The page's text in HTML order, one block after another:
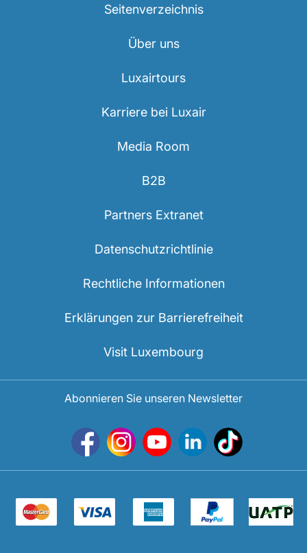
Seitenverzeichnis
Über uns
Luxairtours
Karriere bei Luxair
Media Room
B2B
Partners Extranet
Datenschutzrichtlinie
Rechtliche Informationen
Erklärungen zur Barrierefreiheit
Visit Luxembourg
Abonnieren Sie unseren Newsletter